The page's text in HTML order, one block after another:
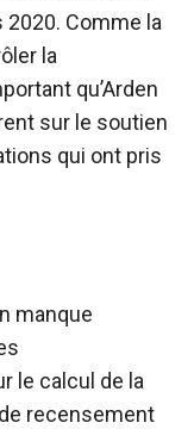
2020. Comme la
la
qu’Arden
sur le soutien
qui ont pris
manque
le calcul de la
recensement